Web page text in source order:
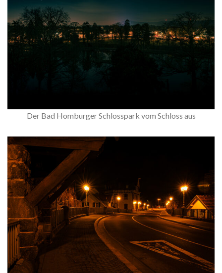
Der Bad Homburger Schlosspark vom Schloss aus